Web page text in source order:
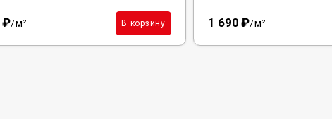
₽/м² В корзину 1 690 ₽/м²